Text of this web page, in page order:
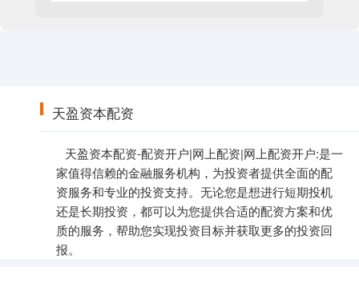
天盈资本配资
天盈资本配资-配资开户|网上配资|网上配资开户:是一
家值得信赖的金融服务机构，为投资者提供全面的配
资服务和专业的投资支持。无论您是想进行短期投机
还是长期投资，都可以为您提供合适的配资方案和优
质的服务，帮助您实现投资目标并获取更多的投资回
报。